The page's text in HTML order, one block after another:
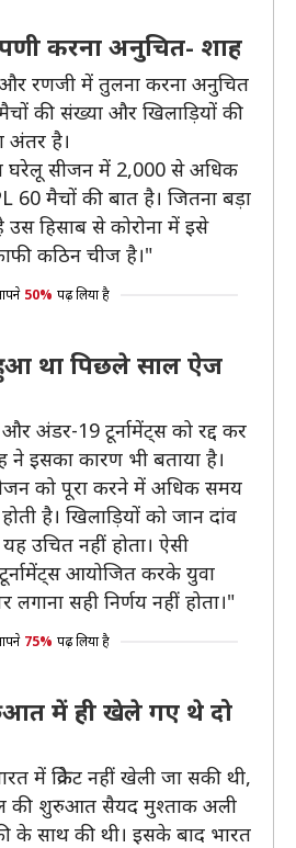
करना अनुचित- शाह
रणजी में तुलना करना अनुचित
की संख्या और खिलाड़ियों की
अंतर है।
घरेलू सीजन में 2,000 से अधिक
60 मैचों की बात है। जितना बड़ा
उस हिसाब से कोरोना में इसे
कठिन चीज है।"
50% पढ़ लिया है
था पिछले साल ऐज
अंडर-19 टूर्नामेंट्स को रद्द कर
ने इसका कारण भी बताया है।
को पूरा करने में अधिक समय
है। खिलाड़ियों को जान दांव
उचित नहीं होता। ऐसी
आयोजित करके युवा
लगाना सही निर्णय नहीं होता।"
75% पढ़ लिया है
में ही खेले गए थे दो
में क्रिकेट नहीं खेली जा सकी थी,
की शुरुआत सैयद मुश्ताक अली
के साथ की थी। इसके बाद भारत